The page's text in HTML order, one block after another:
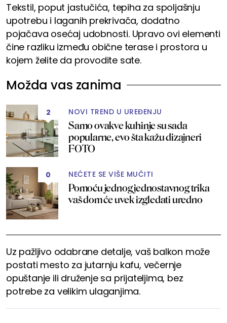
Tekstil, poput jastučića, tepiha za spoljašnju
upotrebu i laganih prekrivača, dodatno
pojačava osećaj udobnosti. Upravo ovi elementi
čine razliku između obične terase i prostora u
kojem želite da provodite sate.
Možda vas zanima
2 NOVI TREND U UREĐENJU
Samo ovakve kuhinje su sada
popularne, evo šta kažu dizajneri
FOTO
0 NEĆETE SE VIŠE MUČITI
Pomoću jednog jednostavnog trika
vaš dom će uvek izgledati uredno
Uz pažljivo odabrane detalje, vaš balkon može
postati mesto za jutarnju kafu, večernje
opuštanje ili druženje sa prijateljima, bez
potrebe za velikim ulaganjima.